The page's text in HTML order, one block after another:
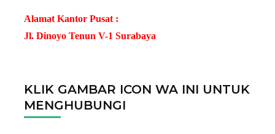
Alamat Kantor Pusat :
Jl. Dinoyo Tenun V-1 Surabaya
KLIK GAMBAR ICON WA INI UNTUK
MENGHUBUNGI